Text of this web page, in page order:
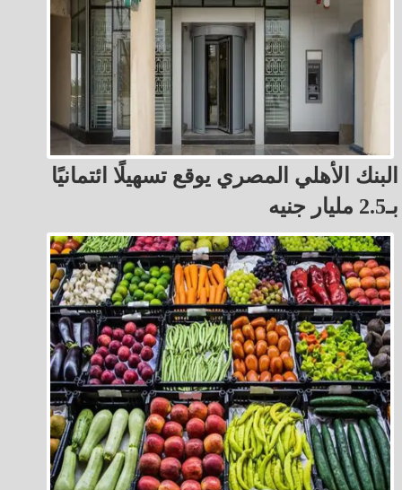
البنك الأهلي المصري يوقع تسهيلًا ائتمانيًا
بـ2.5 مليار جنيه